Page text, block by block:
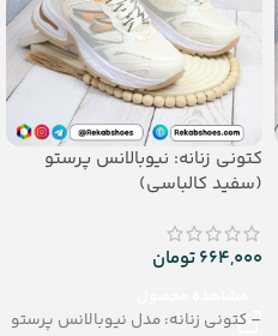
کتونی زنانه: نیوبالانس پرستو
(سفید کالباسی)
664,000تومان
– کتونی زنانه: مدل نیوبالانس پرستو